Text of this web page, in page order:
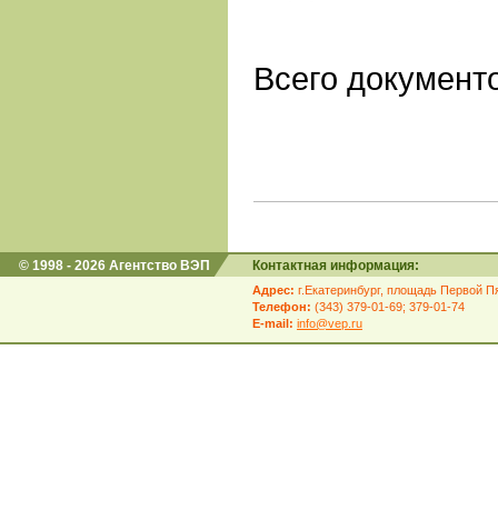
Всего
© 1998 - 2026 Агентство ВЭП Контактная информация:
Адрес: г.Екатеринбург, площадь Первой
Телефон: (343) 379-01-69; 379-01-74
E-mail: info@vep.ru